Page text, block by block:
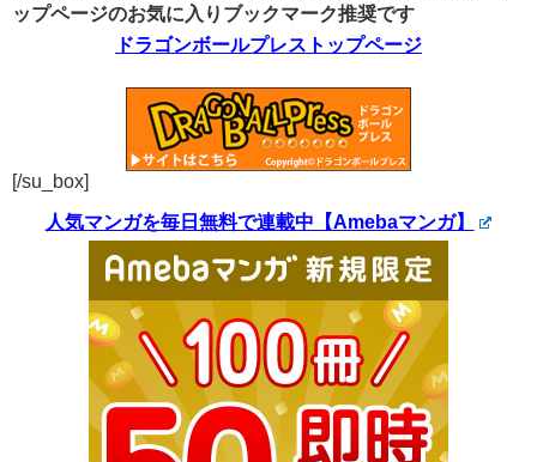
ップページのお気に入りブックマーク推奨です
ドラゴンボールプレストップページ
[/su_box]
人気マンガを毎日無料で連載中【Amebaマンガ】